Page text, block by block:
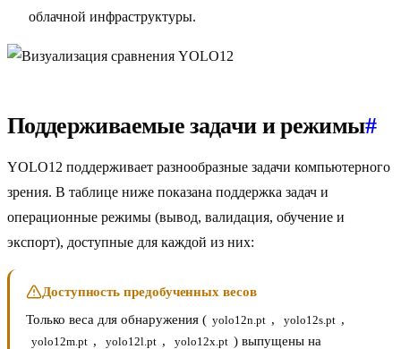
облачной инфраструктуры.
Поддерживаемые задачи и режимы#
YOLO12 поддерживает разнообразные задачи компьютерного
зрения. В таблице ниже показана поддержка задач и
операционные режимы (вывод, валидация, обучение и
экспорт), доступные для каждой из них:
Доступность предобученных весов
Только веса для обнаружения ( yolo12n.pt , yolo12s.pt ,
yolo12m.pt , yolo12l.pt , yolo12x.pt ) выпущены на